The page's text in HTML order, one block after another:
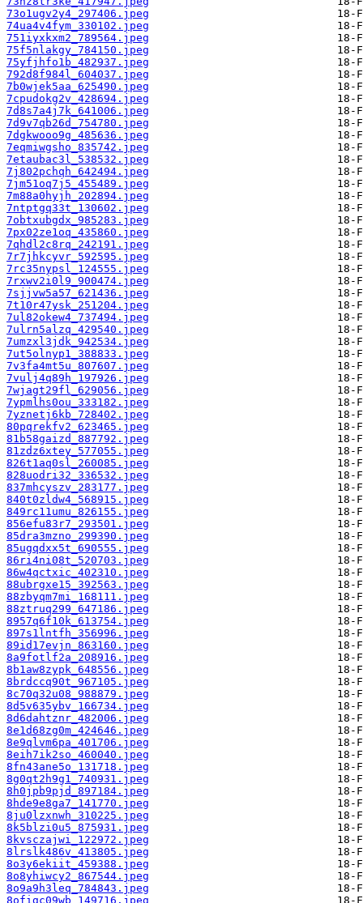
73o1ugv2y4_297406.jpeg
74ua4v4fym_330102.jpeg
751iyxkxm2_789564.jpeg
75f5nlakgy_784150.jpeg
75yfjhfo1b_482937.jpeg
792d8f984l_604037.jpeg
7b0wjek5aa_625490.jpeg
7cpudokg2v_428694.jpeg
7d8s7a4j7k_641006.jpeg
7d9v7qb26d_754780.jpeg
7dgkwooo9g_485636.jpeg
7eqmiwgsho_835742.jpeg
7etaubac3l_538532.jpeg
7j802pchqh_642494.jpeg
7jm51oq7j5_455489.jpeg
7m88a0hyjh_202894.jpeg
7ntptgq33t_130602.jpeg
7obtxubgdx_985283.jpeg
7px02ze1oq_435860.jpeg
7qhdl2c8rq_242191.jpeg
7r7jhkcyvr_592595.jpeg
7rc35nypsl_124555.jpeg
7rxwv2i0l9_900474.jpeg
7sjjvw5a57_621436.jpeg
7t10r47ysk_251204.jpeg
7ul82okew4_737494.jpeg
7ulrn5alzq_429540.jpeg
7umzxl3jdk_942534.jpeg
7ut5olnyp1_388833.jpeg
7v3fa4mt5u_807607.jpeg
7vulj4q89h_197926.jpeg
7wjagt29fl_629056.jpeg
7ypmlhs0ou_333182.jpeg
7yznetj6kb_728402.jpeg
80pqrekfv2_623465.jpeg
81b58gaizd_887792.jpeg
81zdz6xtey_577055.jpeg
826t1aq0sl_260085.jpeg
828uodri32_336532.jpeg
837mhcyszv_283177.jpeg
840t0zldw4_568915.jpeg
849rc11umu_826155.jpeg
856efu83r7_293501.jpeg
85dra3mzno_299390.jpeg
85ugqdxx5t_690555.jpeg
86ri4ni08t_520703.jpeg
86w4qctxic_402310.jpeg
88ubrgxe15_392563.jpeg
88zbyqm7mi_168111.jpeg
88ztruq299_647186.jpeg
8957q6f10k_613754.jpeg
897s1lntfh_356996.jpeg
89id17evjn_863160.jpeg
8a9fotlf2a_208916.jpeg
8b1aw8zypk_648556.jpeg
8brdccq90t_967105.jpeg
8c70q32u08_988879.jpeg
8d5v635ybv_166734.jpeg
8d6dahtznr_482006.jpeg
8e1d68zg0m_424646.jpeg
8e9qlvm6pa_401706.jpeg
8eih7ik2so_460040.jpeg
8fn43ane5o_131718.jpeg
8g0qt2h9g1_740931.jpeg
8h0jpb9pjd_897184.jpeg
8hde9e8ga7_141770.jpeg
8ju0lzxnwh_310225.jpeg
8k5blzi0u5_875931.jpeg
8kvsczajwi_122972.jpeg
8lrslk486v_413805.jpeg
8o3y6ekiit_459388.jpeg
8o8yhiwcy2_867544.jpeg
8o9a9h3leq_784843.jpeg
8ofigc09wb_149716.jpeg